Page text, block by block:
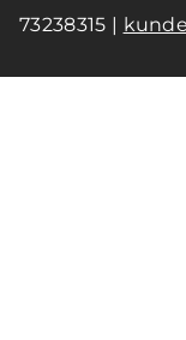
73238315 |